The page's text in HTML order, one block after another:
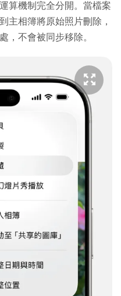
算機制完全分開。當檔案
主相簿將原始照片刪除，
，不會被同步移除。